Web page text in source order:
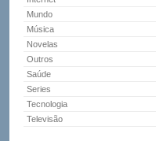
Mundo
Música
Novelas
Outros
Saúde
Series
Tecnologia
Televisão